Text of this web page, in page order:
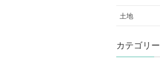
土地
カテゴリー